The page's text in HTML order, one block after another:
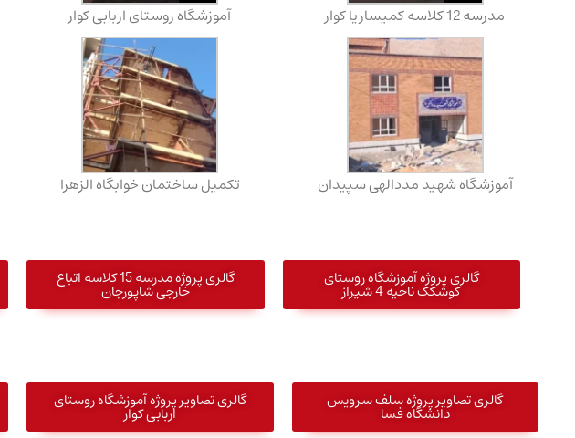
مدرسه 12 کلاسه کمیساریا کوار آموزشگاه روستای اربابی کوار
آموزشگاه شهید مددالهی سپیدان تکمیل ساختمان خوابگاه الزهرا
گالری پروژه آموزشگاه روستای
کوشکک ناحیه 4 شیراز
گالری پروژه مدرسه 15 کلاسه اتباع
خارجی شاپورجان
گالری تصاویر پروژه سلف سرویس
دانشگاه فسا
گالری تصاویر پروژه آموزشگاه روستای
اربابی کوار